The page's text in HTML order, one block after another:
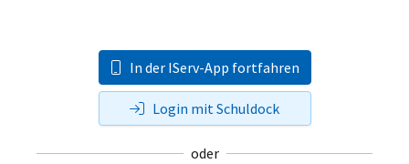
In der IServ-App fortfahren
Login mit Schuldock
oder